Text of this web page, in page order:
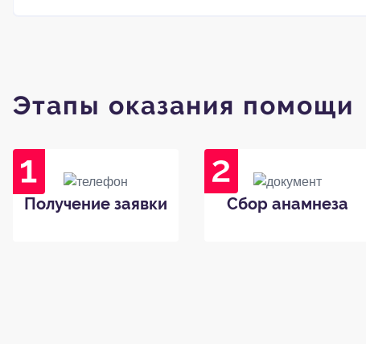
Этапы оказания помощи
Получение заявки Сбор анамнеза